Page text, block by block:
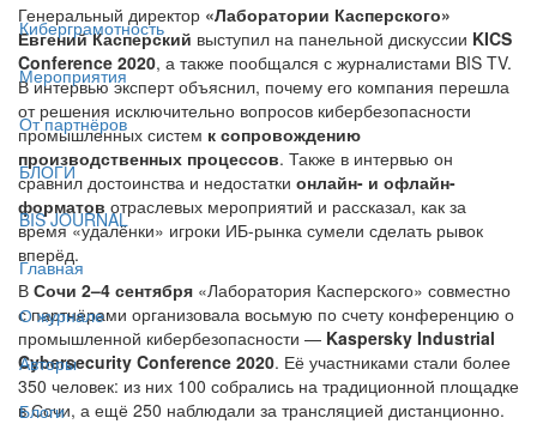
Киберграмотность
Мероприятия
От партнёров
БЛОГИ
BIS JOURNAL
Главная
О журнале
Авторы
Блоги
Генеральный директор «Лаборатории Касперского»
Евгений Касперский выступил на панельной дискуссии KICS
Conference 2020, а также пообщался с журналистами BIS TV.
В интервью эксперт объяснил, почему его компания перешла
от решения исключительно вопросов кибербезопасности
промышленных систем к сопровождению
производственных процессов. Также в интервью он
сравнил достоинства и недостатки онлайн- и офлайн-
форматов отраслевых мероприятий и рассказал, как за
время «удалёнки» игроки ИБ-рынка сумели сделать рывок
вперёд.
В Сочи 2–4 сентября «Лаборатория Касперского» совместно
с партнёрами организовала восьмую по счету конференцию о
промышленной кибербезопасности — Kaspersky Industrial
Cybersecurity Conference 2020. Её участниками стали более
350 человек: из них 100 собрались на традиционной площадке
в Сочи, а ещё 250 наблюдали за трансляцией дистанционно.